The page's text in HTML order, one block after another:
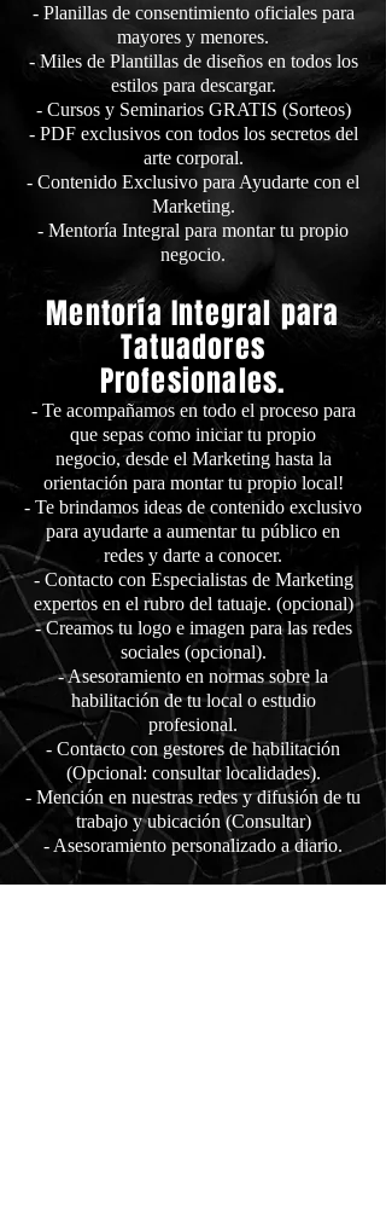
- Planillas de consentimiento oficiales para
mayores y menores.
- Miles de Plantillas de diseños en todos los
estilos para descargar.
- Cursos y Seminarios GRATIS (Sorteos)
- PDF exclusivos con todos los secretos del
arte corporal.
- Contenido Exclusivo para Ayudarte con el
Marketing.
- Mentoría Integral para montar tu propio
negocio.
Mentoría Integral para
Tatuadores
Profesionales.
- Te acompañamos en todo el proceso para
que sepas como iniciar tu propio
negocio,desde el Marketing hasta la
orientación para montar tu propio local!
- Te brindamos ideas de contenido exclusivo
para ayudarte a aumentar tu público en
redes y darte a conocer.
- Contacto con Especialistas de Marketing
expertos en el rubro del tatuaje. (opcional)
- Creamos tu logo e imagen para las redes
sociales (opcional).
- Asesoramiento en normas sobre la
habilitación de tu local o estudio
profesional.
- Contacto con gestores de habilitación
(Opcional: consultar localidades).
- Mención en nuestras redes y difusión de tu
trabajo y ubicación (Consultar)
- Asesoramiento personalizado a diario.